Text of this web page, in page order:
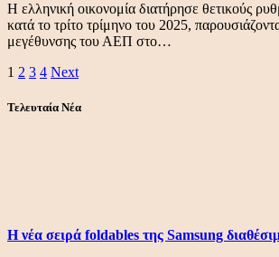
Η ελληνική οικονομία διατήρησε θετικούς
κατά το τρίτο τρίμηνο του 2025,
μεγέθυνσης του ΑΕΠ στο…
1 2 3 4 Next
Τελευταία Νέα
Η νέα σειρά foldables της Samsung